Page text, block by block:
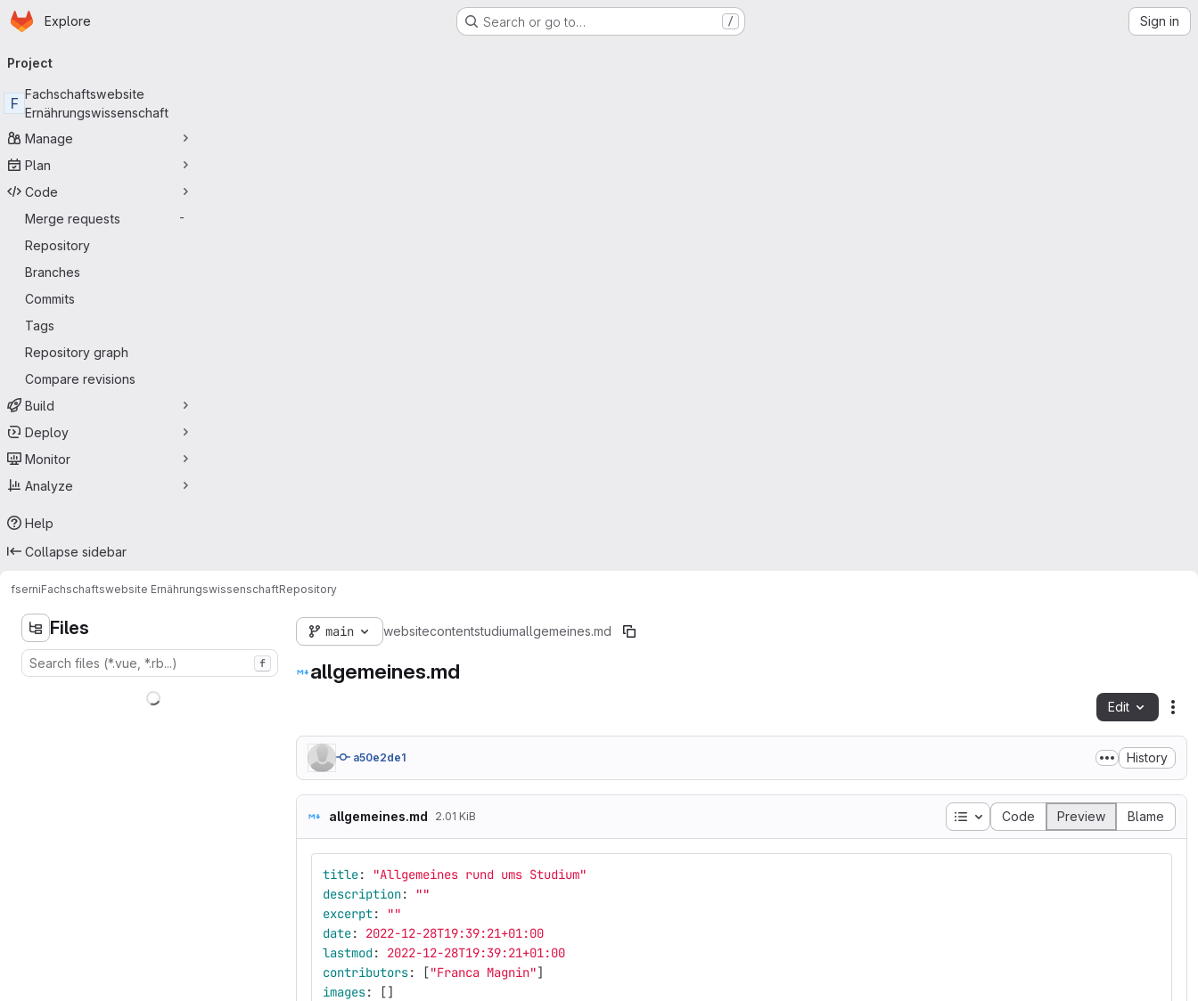
Skip to main content
Homepage
Explore Search or go to… / Sign in
navigation
Project
F
Fachschaftswebsite
Ernährungswissenschaft
Manage
Plan
Code
Merge requests
-
Repository
Branches
Commits
Tags
Repository graph
Compare revisions
Build
Deploy
Monitor
Analyze
Help
Collapse sidebar
fserniFachschaftswebsite ErnährungswissenschaftRepository
Files
f
main websitecontentstudiumallgemeines.md
allgemeines.md
Edit
a50e2de1 History
allgemeines.md 2.01 KiB Table of contents
Code Preview Blame
title: "Allgemeines rund ums Studium"
description: ""
excerpt: ""
date:
2022-12-28T19:39:21+01:00
lastmod:
2022-12-28T19:39:21+01:00
contributors: ["Franca Magnin"]
images: []